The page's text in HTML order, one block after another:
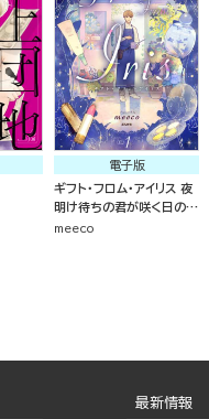
電子版
ギフト・フロム・アイリス 夜
明け待ちの君が咲く日の物
語 （1）
meeco
最新情報